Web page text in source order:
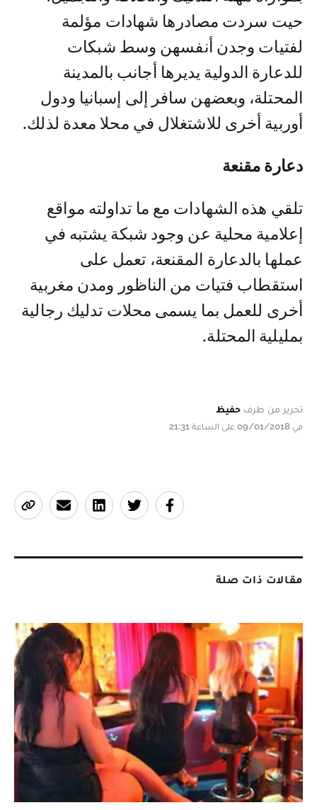
حيت سردت مصادرها شهادات مؤلمة
لفتيات وجدن أنفسهن وسط شبكات
للدعارة الدولية يديرها أجانب بالمدينة
المحتلة، وبعضهن سافر إلى إسبانيا ودول
أوربية أخرى للاشتغلال في محلا معدة لذلك.
دعارة مقنعة
تلقي هذه الشهادات مع ما تداولته مواقع
إعلامية محلية عن وجود شبكة يشتبه في
عملها بالدعارة المقنعة، تعمل على
استقطاب فتيات من الناظور ومدن مغربية
أخرى للعمل بما يسمى محلات تدليك رجالية
بمليلية المحتلة.
تحرير من طرف حفيظ
في 09/01/2018 على الساعة 21:31
مقالات ذات صلة